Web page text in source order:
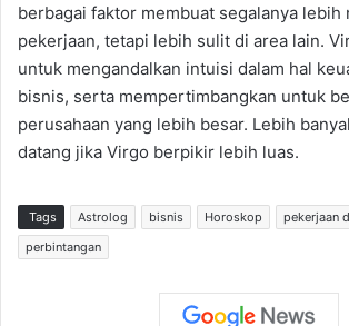
berbagai faktor membuat segalanya lebih
pekerjaan, tetapi lebih sulit di area lain.
untuk mengandalkan intuisi dalam hal
bisnis, serta mempertimbangkan untuk
perusahaan yang lebih besar. Lebih
datang jika Virgo berpikir lebih luas.
Tags Astrolog bisnis Horoskop
pekerjaan
perbintangan